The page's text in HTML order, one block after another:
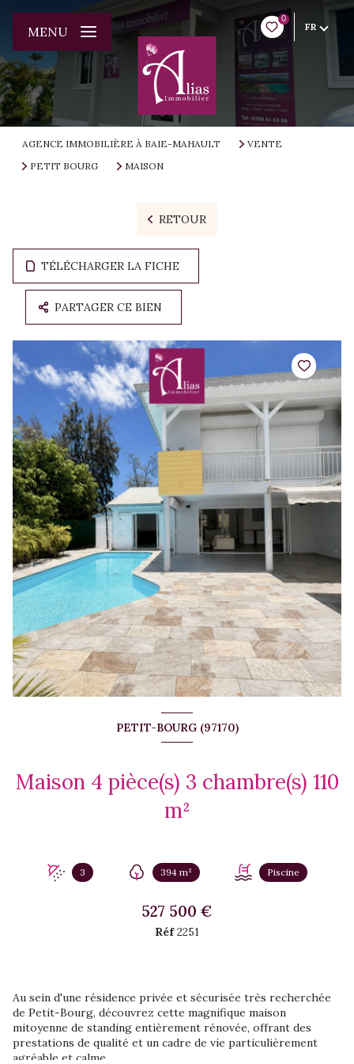
0
FR
MENU
AGENCE IMMOBILIÈRE À BAIE-MAHAULT
VENTE
PETIT BOURG
MAISON
RETOUR
TÉLÉCHARGER LA FICHE
PARTAGER CE BIEN
PETIT-BOURG (97170)
Maison 4 pièce(s) 3 chambre(s) 110
m²
3 394 m² Piscine
527 500 €
Réf2251
Au sein d'une résidence privée et sécurisée très recherchée
de Petit-Bourg, découvrez cette magnifique maison
mitoyenne de standing entièrement rénovée, offrant des
prestations de qualité et un cadre de vie particulièrement
agréable et calme.